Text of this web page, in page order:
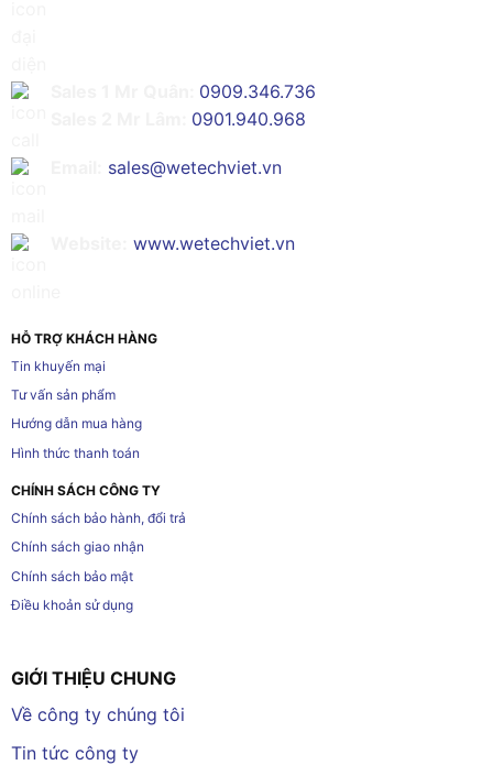
0909.346.736
0901.940.968
sales@wetechviet.vn
www.wetechviet.vn
HỖ TRỢ KHÁCH HÀNG
Tin khuyến mại
Tư vấn sản phẩm
Hướng dẫn mua hàng
Hình thức thanh toán
CHÍNH SÁCH CÔNG TY
Chính sách bảo hành, đổi trả
Chính sách giao nhận
Chính sách bảo mật
Điều khoản sử dụng
GIỚI THIỆU CHUNG
Về công ty chúng tôi
Tin tức công ty